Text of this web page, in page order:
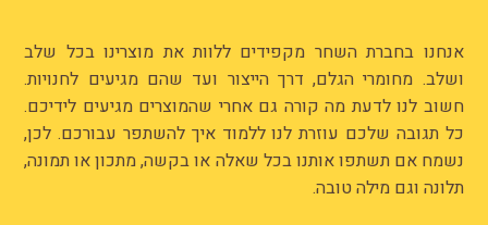
אנחנו בחברת השחר מקפידים ללוות את מוצרינו בכל שלב
ושלב. מחומרי הגלם, דרך הייצור ועד שהם מגיעים לחנויות.
חשוב לנו לדעת מה קורה גם אחרי שהמוצרים מגיעים לידיכם.
כל תגובה שלכם עוזרת לנו ללמוד איך להשתפר עבורכם. לכן,
נשמח אם תשתפו אותנו בכל שאלה או בקשה, מתכון או תמונה,
תלונה וגם מילה טובה.